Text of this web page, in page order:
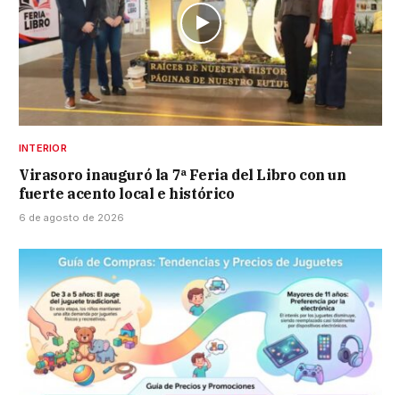
INTERIOR
Virasoro inauguró la 7ª Feria del Libro con un
fuerte acento local e histórico
6 de agosto de 2026